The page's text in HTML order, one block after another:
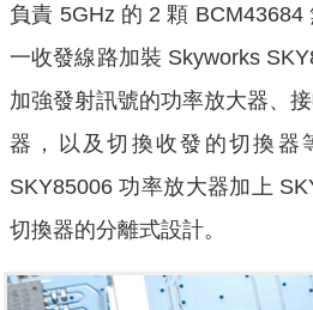
負責 5GHz 的 2 顆
一收發線路加裝 Skyworks
加強發射訊號的功率放大器、
器，以及切換收發的切換器
SKY85006 功率放大器加上
切換器的分離式設計。